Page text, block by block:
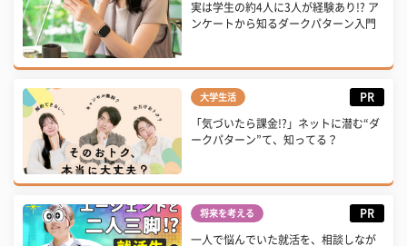
実は学生の約4人に3人が経験あり!? ア
ンケートから知るダークパターン入門
大学生活 PR
「気づいたら課金!?」ネットに潜む“ダ
ークパターン”て、知ってる？
将来を考える PR
一人で悩んでいた就活を、相談しなが